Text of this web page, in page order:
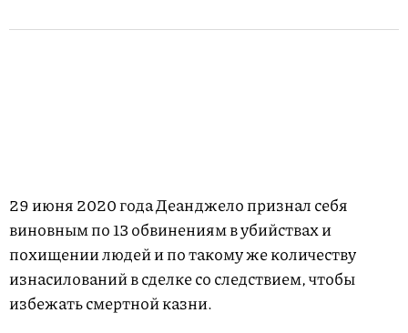
29 июня 2020 года Деанджело признал себя
виновным по 13 обвинениям в убийствах и
похищении людей и по такому же количеству
изнасилований в сделке со следствием, чтобы
избежать смертной казни.